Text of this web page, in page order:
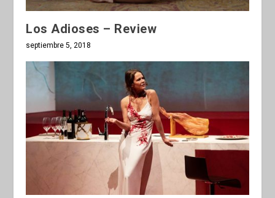
Los Adioses – Review
septiembre 5, 2018